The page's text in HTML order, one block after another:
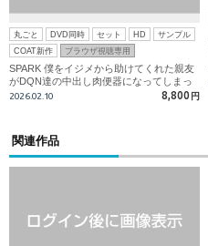
丸ごと DVD同時 セット HD
サンプル
COAT新作
ブラウザ視聴専用
SPARK 僕をイジメから助けてくれた親友
がDQN達の中出し肉便器になってしまっ
た。
2026.02.10 8,800 円
関連作品